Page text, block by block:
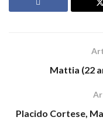
Mattia (22
Placido Cortese,